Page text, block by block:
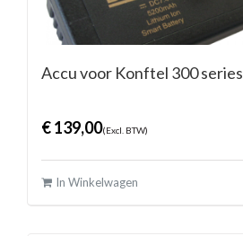
Accu voor Konftel 300 series
€139,00(Excl. BTW)
In Winkelwagen